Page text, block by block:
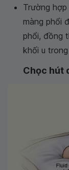
Trường
màng phổi
phổi, đồng
khối u
Chọc hút